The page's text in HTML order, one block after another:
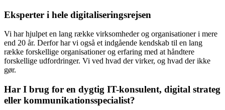
Eksperter i hele digitaliseringsrejsen
Vi har hjulpet en lang række virksomheder og organisationer i mere
end 20 år. Derfor har vi også et indgående kendskab til en lang
række forskellige organisationer og erfaring med at håndtere
forskellige udfordringer. Vi ved hvad der virker, og hvad der ikke
gør.
Har I brug for en dygtig IT-konsulent, digital strateg
eller kommunikationsspecialist?